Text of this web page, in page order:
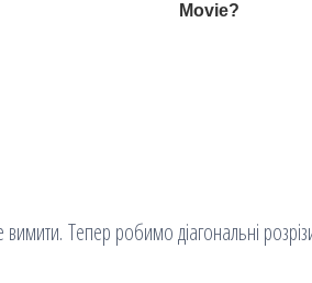
Тепер робимо діагональні